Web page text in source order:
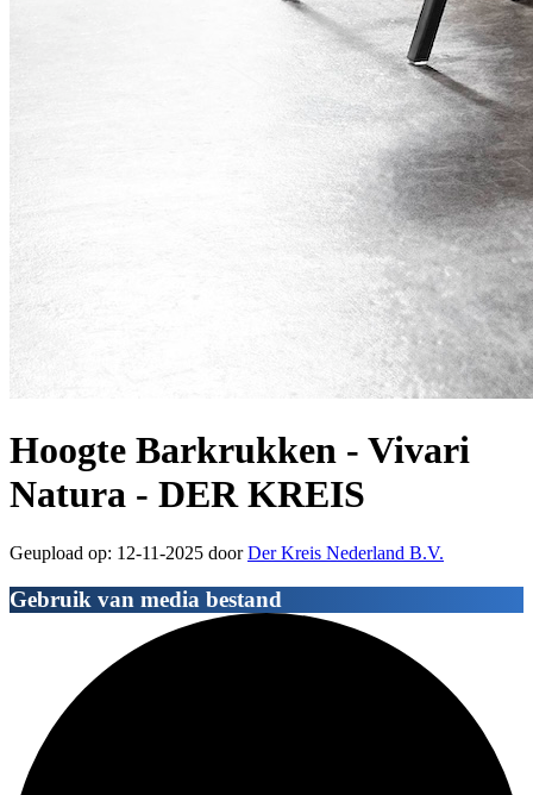
Hoogte Barkrukken - Vivari
Natura - DER KREIS
Geupload op: 12-11-2025 doorDer Kreis Nederland B.V.
Gebruik van media bestand